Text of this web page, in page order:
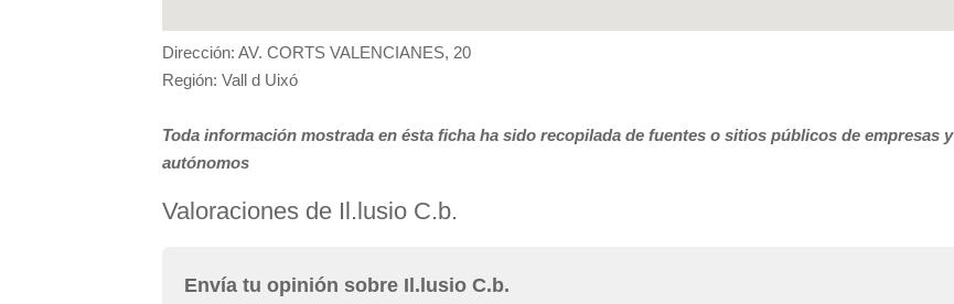
Dirección: AV. CORTS VALENCIANES, 20
Región: Vall d Uixó
Toda información mostrada en ésta ficha ha sido recopilada de fuentes o sitios públicos de empresas y
autónomos
Valoraciones de Il.lusio C.b.
Envía tu opinión sobre Il.lusio C.b.